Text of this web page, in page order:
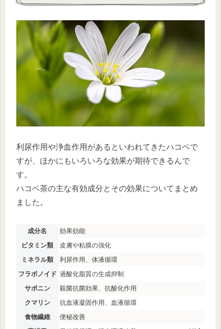
利尿作用や浄血作用があるといわれてきたハコベで
すが、ほかにもいろいろな効果が期待できるんで
す。
ハコベ茶の主な有効成分とその効果についてまとめ
ました。
成分名
効果効能
ビタミン類
皮膚や粘膜の強化
ミネラル類
利尿作用、体液循環
フラボノイド 過酸化脂質の生成抑制
サポニン
殺菌抗菌効果、抗酸化作用
クマリン
抗血液凝固作用、血液循環
食物繊維
便秘改善